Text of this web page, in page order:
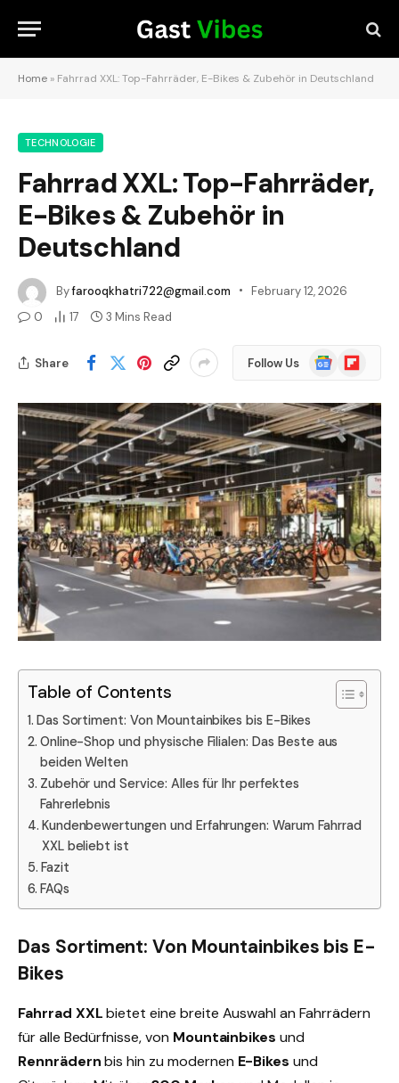
Home » Fahrrad XXL: Top-Fahrräder, E-Bikes & Zubehör in Deutschland
TECHNOLOGIE
Fahrrad XXL: Top-Fahrräder,
E-Bikes & Zubehör in
Deutschland
Byfarooqkhatri722@gmail.com
February 12, 2026
0
17 3 Mins Read
Share Follow Us
Google
News
Flipboard
Table of Contents
Das Sortiment: Von Mountainbikes bis E-Bikes
Online-Shop und physische Filialen: Das Beste aus
beiden Welten
Zubehör und Service: Alles für Ihr perfektes
Fahrerlebnis
Kundenbewertungen und Erfahrungen: Warum Fahrrad
XXL beliebt ist
Fazit
FAQs
Das Sortiment: Von Mountainbikes bis E-
Bikes
Fahrrad XXLbietet eine breite Auswahl an Fahrrädern
für alle Bedürfnisse, von Mountainbikes und
Rennrädernbis hin zu modernen E-Bikes und